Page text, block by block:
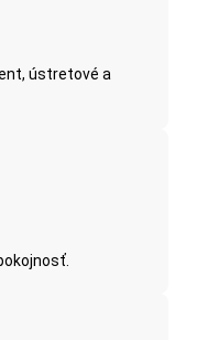
ústretové a